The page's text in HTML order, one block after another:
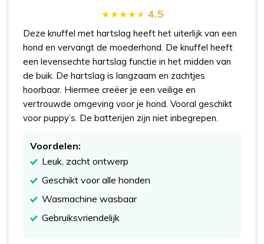
4.5
Deze knuffel met hartslag heeft het uiterlijk van een
hond en vervangt de moederhond. De knuffel heeft
een levensechte hartslag functie in het midden van
de buik. De hartslag is langzaam en zachtjes
hoorbaar. Hiermee creëer je een veilige en
vertrouwde omgeving voor je hond. Vooral geschikt
voor puppy’s. De batterijen zijn niet inbegrepen.
Voordelen:
Leuk, zacht ontwerp
Geschikt voor alle honden
Wasmachine wasbaar
Gebruiksvriendelijk